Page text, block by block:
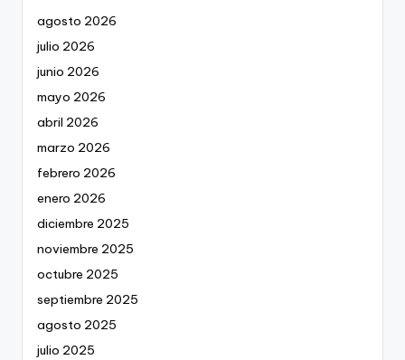
agosto 2026
julio 2026
junio 2026
mayo 2026
abril 2026
marzo 2026
febrero 2026
enero 2026
diciembre 2025
noviembre 2025
octubre 2025
septiembre 2025
agosto 2025
julio 2025